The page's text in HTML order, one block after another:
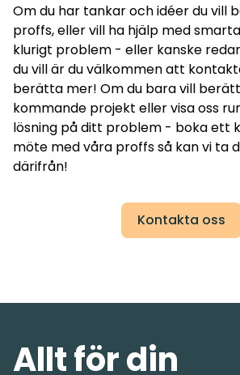
Om du har tankar och idéer du vill
proffs, eller vill ha hjälp med
klurigt problem - eller kanske
du vill är du välkommen att
berätta mer! Om du bara vill
kommande projekt eller visa oss
lösning på ditt problem - boka ett
möte med våra proffs så kan vi ta
därifrån!
Kontakta oss
Allt för din